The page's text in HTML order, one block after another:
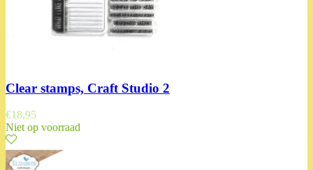
Clear stamps, Craft Studio 2
€18,95
Niet op voorraad